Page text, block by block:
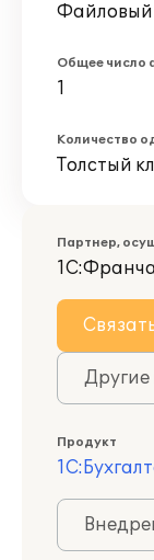
Файловый
Общее число
1
Количество
Толстый
Партнер,
Продукт